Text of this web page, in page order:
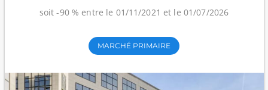
soit -90 % entre le 01/11/2021 et le 01/07/2026
MARCHÉ PRIMAIRE